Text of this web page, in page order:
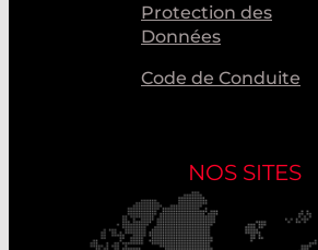
Protection des
Données
Code de Conduite
NOS SITES